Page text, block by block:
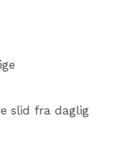
slid fra daglig